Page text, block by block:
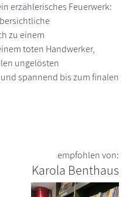
erzählerisches Feuerwerk:
zu einem
toten Handwerker,
ungelösten
spannend bis zum finalen
empfohlen von:
Karola Benthaus